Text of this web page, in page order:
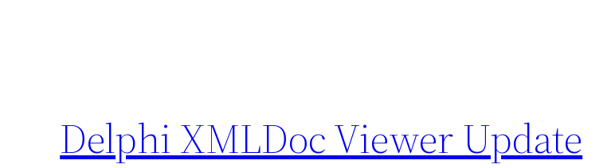
Delphi XMLDoc Viewer Update